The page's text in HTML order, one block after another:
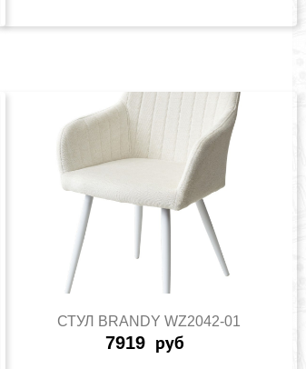
СТУЛ BRANDY WZ2042-01
7919 руб